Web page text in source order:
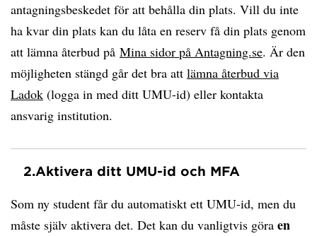
antagningsbeskedet för att behålla din plats. Vill du inte
ha kvar din plats kan du låta en reserv få din plats genom
att lämna återbud på Mina sidor på Antagning.se. Är den
möjligheten stängd går det bra att lämna återbud via
Ladok (logga in med ditt UMU-id) eller kontakta
ansvarig institution.
2.Aktivera ditt UMU-id och MFA
Som ny student får du automatiskt ett UMU-id, men du
måste själv aktivera det. Det kan du vanligtvis göra en